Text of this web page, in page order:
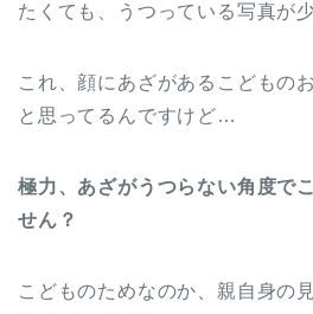
たくても、うつっている写真が
これ、顔にあざがあるこどもの
と思ってるんですけど…
極力、あざがうつらない角度で
せん？
こどものためなのか、親自身の